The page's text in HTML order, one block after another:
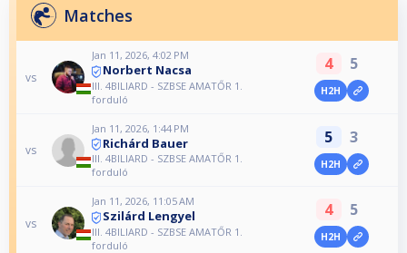
Matches
vs
Jan 11, 2026, 4:02 PM
Norbert Nacsa
III. 4BILIARD - SZBSE AMATŐR 1.
forduló
4 5
H2H
vs
Jan 11, 2026, 1:44 PM
Richárd Bauer
III. 4BILIARD - SZBSE AMATŐR 1.
forduló
5 3
H2H
vs
Jan 11, 2026, 11:05 AM
Szilárd Lengyel
III. 4BILIARD - SZBSE AMATŐR 1.
forduló
4 5
H2H